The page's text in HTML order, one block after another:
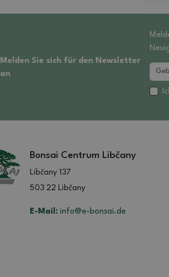
Melden Sie sich für den Newsletter
an
Bonsai Centrum Libčany
Libčany 137
503 22 Libčany
E-Mail: info@e-bonsai.de